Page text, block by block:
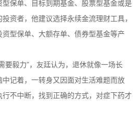
保单、目标到期基金、股票型基金或是
资者，他建议选择永续金流理财工具，
型保单、大额存单、债券型基金等产
要毅力”，友廷认为，退休就像一场长
记着，一转身又因面对生活难题而放
不中断，找到正确的方式，对症下药才